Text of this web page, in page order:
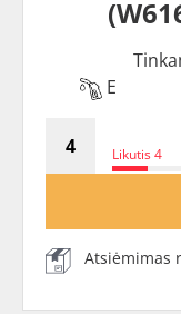
E
Likutis 4
Atsiėmimas